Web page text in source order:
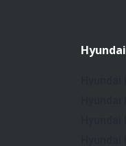
Hyundai